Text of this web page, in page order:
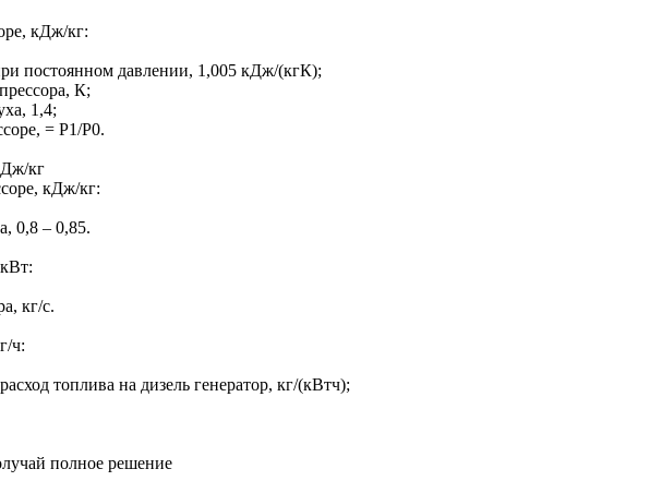
кДж/кг:
постоянном давлении, 1,005 кДж/(кгК);
К;
1,4;
= Р1/Р0.
кг
кДж/кг:
0,8 – 0,85.
кг/с.
ч:
топлива на дизель генератор, кг/(кВтч);
полное решение